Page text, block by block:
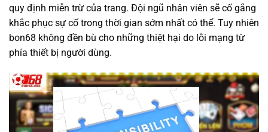
quy định miễn trừ của trang. Đội ngũ nhân viên sẽ cố gắng
khắc phục sự cố trong thời gian sớm nhất có thể. Tuy nhiên
bon68 không đền bù cho những thiệt hại do lỗi mạng từ
phía thiết bị người dùng.